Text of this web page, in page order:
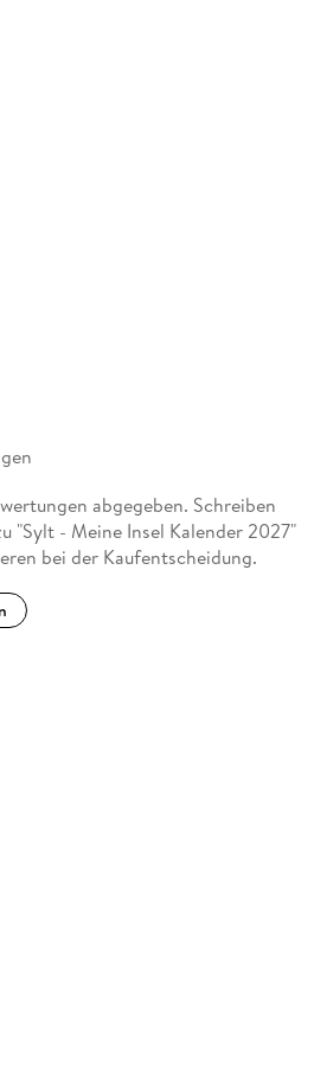
abgegeben. Schreiben
"Sylt - Meine Insel Kalender 2027"
bei der Kaufentscheidung.